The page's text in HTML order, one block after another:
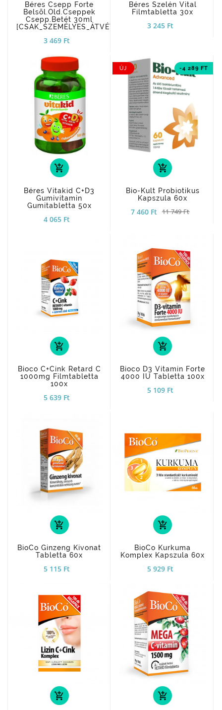
Béres Csepp Forte
Belsõl.old.cseppek
Csepp.betét 30ml
[CSAK_SZEMÉLYES_ÁTVÉTEL]
3 469 Ft
Béres Szelén Vital
Filmtabletta 30x
3 245 Ft
add_shopping_cart
Béres Vitakid C+D3
Gumivitamin
Gumitabletta 50x
4 065 Ft
ÚJ -4 289 FT
add_shopping_cart
Bio-Kult Probiotikus
Kapszula 60x
7 460 Ft 11 749 Ft
add_shopping_cart
Bioco C+Cink Retard C
1000mg Filmtabletta
100x
5 639 Ft
add_shopping_cart
Bioco D3 Vitamin Forte
4000 IU Tabletta 100x
5 109 Ft
add_shopping_cart
BioCo Ginzeng Kivonat
Tabletta 60x
5 115 Ft
add_shopping_cart
BioCo Kurkuma
Komplex Kapszula 60x
5 929 Ft
add_shopping_cart add_shopping_cart